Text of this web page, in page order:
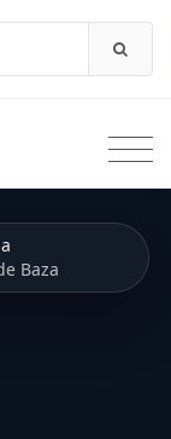
Baza